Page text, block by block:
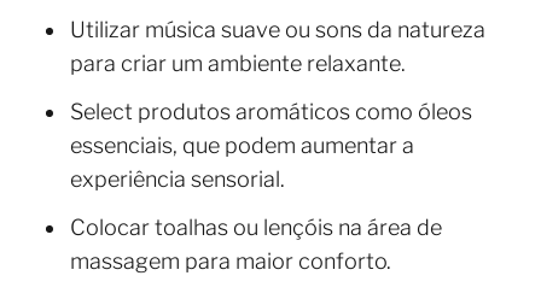
Utilizar música suave ou sons da natureza
para criar um ambiente relaxante.
Select produtos aromáticos como óleos
essenciais, que podem aumentar a
experiência sensorial.
Colocar toalhas ou lençóis na área de
massagem para maior conforto.